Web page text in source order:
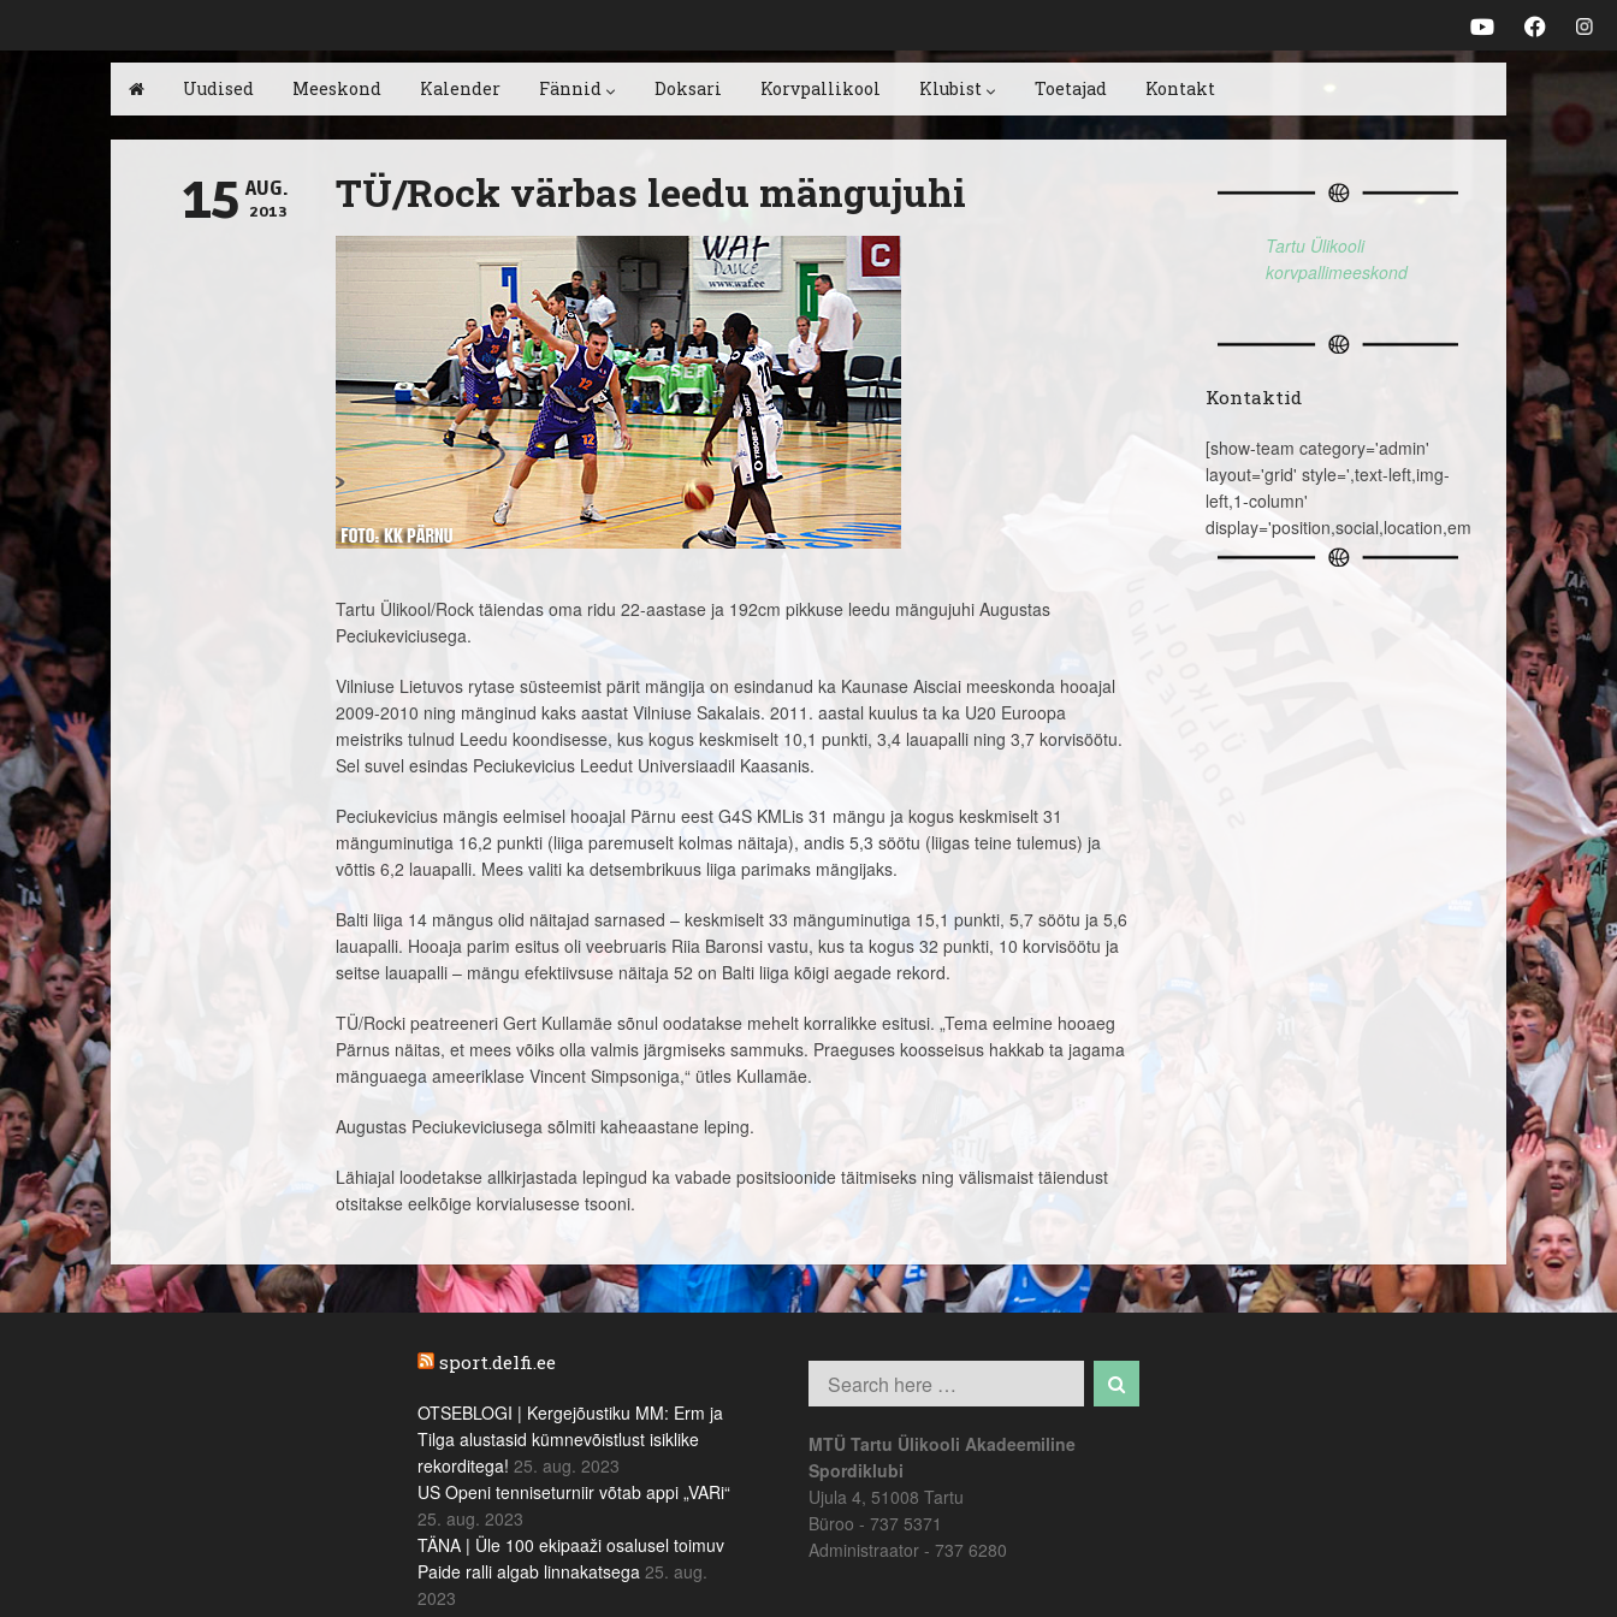
Uudised Meeskond Kalender Fännid Doksari Korvpallikool Klubist Toetajad Kontakt
15 AUG.
2013 TÜ/Rock värbas leedu mängujuhi
Tartu Ülikool/Rock täiendas oma ridu 22-aastase ja 192cm pikkuse leedu mängujuhi Augustas
Peciukeviciusega.
Vilniuse Lietuvos rytase süsteemist pärit mängija on esindanud ka Kaunase Aisciai meeskonda hooajal
2009-2010 ning mänginud kaks aastat Vilniuse Sakalais. 2011. aastal kuulus ta ka U20 Euroopa
meistriks tulnud Leedu koondisesse, kus kogus keskmiselt 10,1 punkti, 3,4 lauapalli ning 3,7 korvisöötu.
Sel suvel esindas Peciukevicius Leedut Universiaadil Kaasanis.
Peciukevicius mängis eelmisel hooajal Pärnu eest G4S KMLis 31 mängu ja kogus keskmiselt 31
mänguminutiga 16,2 punkti (liiga paremuselt kolmas näitaja), andis 5,3 söötu (liigas teine tulemus) ja
võttis 6,2 lauapalli. Mees valiti ka detsembrikuus liiga parimaks mängijaks.
Balti liiga 14 mängus olid näitajad sarnased – keskmiselt 33 mänguminutiga 15,1 punkti, 5,7 söötu ja 5,6
lauapalli. Hooaja parim esitus oli veebruaris Riia Baronsi vastu, kus ta kogus 32 punkti, 10 korvisöötu ja
seitse lauapalli – mängu efektiivsuse näitaja 52 on Balti liiga kõigi aegade rekord.
TÜ/Rocki peatreeneri Gert Kullamäe sõnul oodatakse mehelt korralikke esitusi. „Tema eelmine hooaeg
Pärnus näitas, et mees võiks olla valmis järgmiseks sammuks. Praeguses koosseisus hakkab ta jagama
mänguaega ameeriklase Vincent Simpsoniga,“ ütles Kullamäe.
Augustas Peciukeviciusega sõlmiti kaheaastane leping.
Lähiajal loodetakse allkirjastada lepingud ka vabade positsioonide täitmiseks ning välismaist täiendust
otsitakse eelkõige korvialusesse tsooni.
Tartu Ülikooli
korvpallimeeskond
Kontaktid
[show-team category='admin'
layout='grid' style=',text-left,img-
left,1-column'
sport.delfi.ee
OTSEBLOGI | Kergejõustiku MM: Erm ja
Tilga alustasid kümnevõistlust isiklike
rekorditega! 25. aug. 2023
US Openi tenniseturniir võtab appi „VARi“
25. aug. 2023
TÄNA | Üle 100 ekipaaži osalusel toimuv
Paide ralli algab linnakatsega 25. aug.
2023
MTÜ Tartu Ülikooli Akadeemiline
Spordiklubi
Ujula 4, 51008 Tartu
Büroo - 737 5371
Administraator - 737 6280